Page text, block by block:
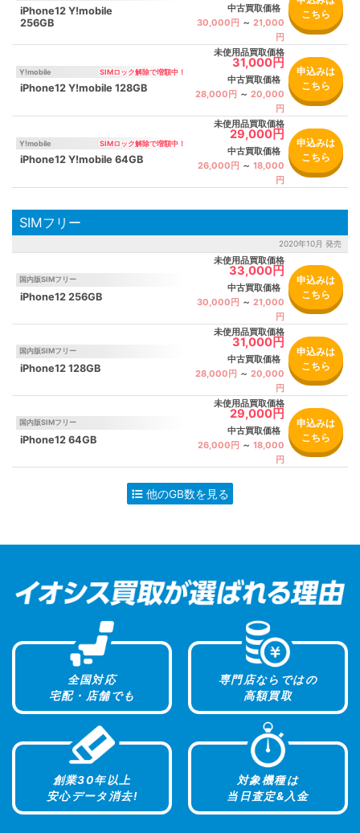
iPhone12 Y!mobile
256GB
中古買取価格
30,000円 ～ 21,000
円
こちら
Y!mobile
iPhone12 Y!mobile 128GB
未使用品買取価格
31,000円
中古買取価格
28,000円 ～ 20,000
円
申込みは
こちら
Y!mobile
iPhone12 Y!mobile 64GB
未使用品買取価格
29,000円
中古買取価格
26,000円 ～ 18,000
円
申込みは
こちら
SIMフリー
2020年10月 発売
国内版SIMフリー
iPhone12 256GB
未使用品買取価格
33,000円
中古買取価格
30,000円 ～ 21,000
円
申込みは
こちら
国内版SIMフリー
iPhone12 128GB
未使用品買取価格
31,000円
中古買取価格
28,000円 ～ 20,000
円
申込みは
こちら
国内版SIMフリー
iPhone12 64GB
未使用品買取価格
29,000円
中古買取価格
26,000円 ～ 18,000
円
申込みは
こちら
全国対応
宅配・店舗でも
専門店ならではの
高額買取
創業30年以上
安心データ消去!
対象機種は
当日査定&入金